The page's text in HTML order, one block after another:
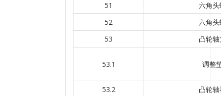
51
六角
52
六角
53
凸轮
53.1 调整
53.2
凸轮